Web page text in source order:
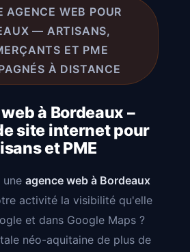
AGENCE WEB POUR
— ARTISANS,
ET PME
À DISTANCE
à Bordeaux –
site internet pour
et PME
une agence web à Bordeaux
activité la visibilité qu'elle
et dans Google Maps ?
néo-aquitaine de plus de